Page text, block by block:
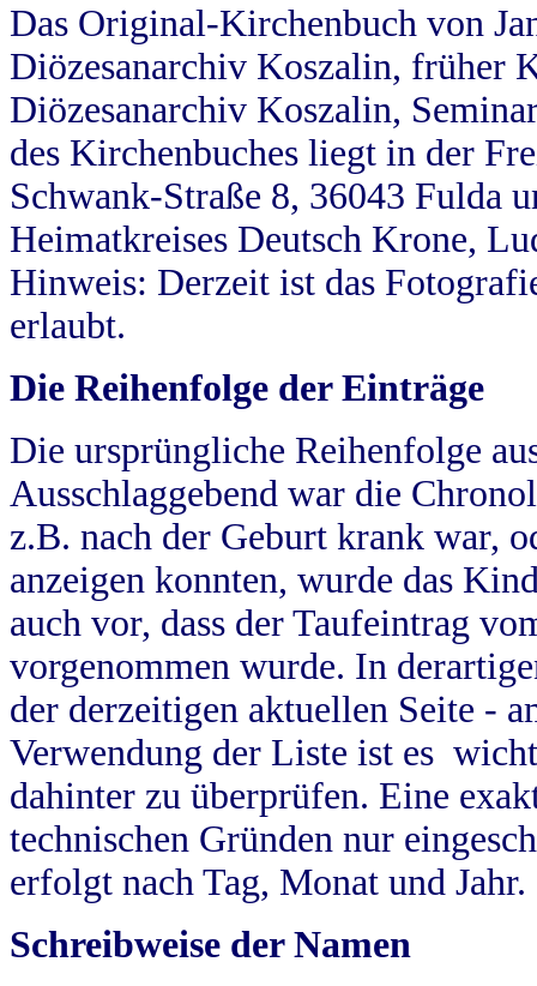
Das Original-Kirchenbuch von
Diözesanarchiv Koszalin, früher
Diözesanarchiv Koszalin,
des Kirchenbuches liegt in der
Schwank-Straße 8, 36043 Fulda
Heimatkreises Deutsch Krone,
Hinweis: Derzeit ist das
erlaubt.
Die Reihenfolge der Einträge
Die ursprüngliche Reihenfolge
Ausschlaggebend war die
z.B. nach der Geburt krank war,
anzeigen konnten, wurde das
auch vor, dass der Taufeintrag
vorgenommen wurde. In
der derzeitigen aktuellen Seite -
Verwendung der Liste ist es
dahinter zu überprüfen. Eine
technischen Gründen nur
erfolgt nach Tag, Monat und Jahr.
Schreibweise der Namen